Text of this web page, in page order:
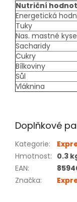
Nutriční
Energetická
Tuky
Nas. mastné
Sacharidy
Cukry
Bílkoviny
Sůl
Vláknina
Doplňkové
Kategorie:
Hmotnost: 0.3
EAN:
Značka: